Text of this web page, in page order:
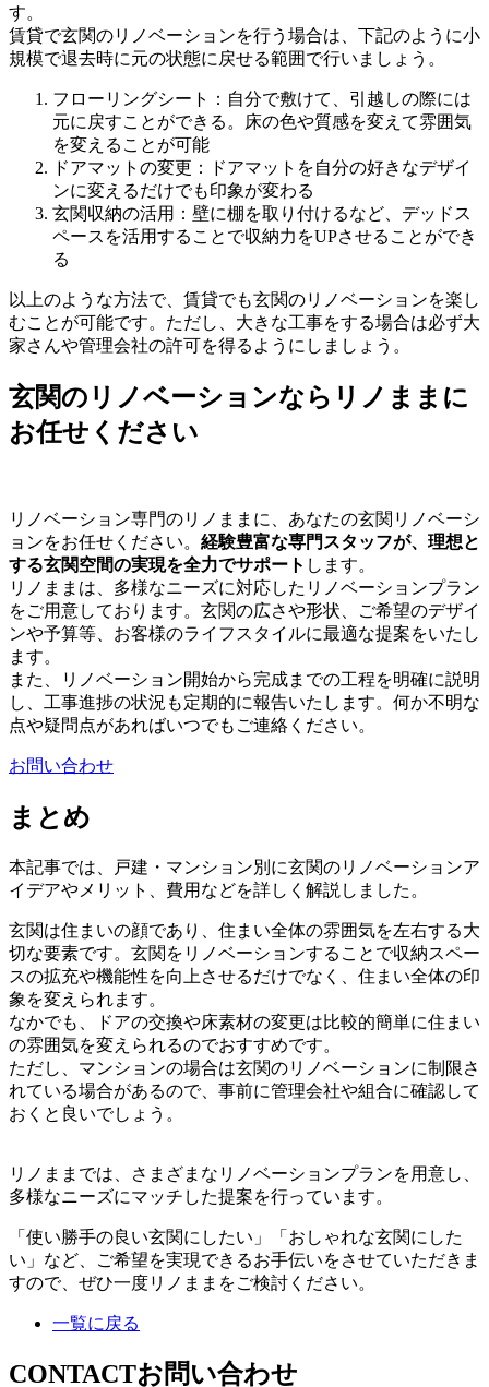
す。
賃貸で玄関のリノベーションを行う場合は、下記のように小
規模で退去時に元の状態に戻せる範囲で行いましょう。
フローリングシート：自分で敷けて、引越しの際には
元に戻すことができる。床の色や質感を変えて雰囲気
を変えることが可能
ドアマットの変更：ドアマットを自分の好きなデザイ
ンに変えるだけでも印象が変わる
玄関収納の活用：壁に棚を取り付けるなど、デッドス
ペースを活用することで収納力をUPさせることができ
る
以上のような方法で、賃貸でも玄関のリノベーションを楽し
むことが可能です。ただし、大きな工事をする場合は必ず大
家さんや管理会社の許可を得るようにしましょう。
玄関のリノベーションならリノままに
お任せください
リノベーション専門のリノままに、あなたの玄関リノベーシ
ョンをお任せください。 経験豊富な専門スタッフが、理想と
する玄関空間の実現を全力でサポート します。
リノままは、多様なニーズに対応したリノベーションプラン
をご用意しております。玄関の広さや形状、ご希望のデザイ
ンや予算等、お客様のライフスタイルに最適な提案をいたし
ます。
また、リノベーション開始から完成までの工程を明確に説明
し、工事進捗の状況も定期的に報告いたします。何か不明な
点や疑問点があればいつでもご連絡ください。
お問い合わせ
まとめ
本記事では、戸建・マンション別に玄関のリノベーションア
イデアやメリット、費用などを詳しく解説しました。
玄関は住まいの顔であり、住まい全体の雰囲気を左右する大
切な要素です。玄関をリノベーションすることで収納スペー
スの拡充や機能性を向上させるだけでなく、住まい全体の印
象を変えられます。
なかでも、ドアの交換や床素材の変更は比較的簡単に住まい
の雰囲気を変えられるのでおすすめです。
ただし、マンションの場合は玄関のリノベーションに制限さ
れている場合があるので、事前に管理会社や組合に確認して
おくと良いでしょう。
リノままでは、さまざまなリノベーションプランを用意し、
多様なニーズにマッチした提案を行っています。
「使い勝手の良い玄関にしたい」「おしゃれな玄関にした
い」など、ご希望を実現できるお手伝いをさせていただきま
すので、ぜひ一度リノままをご検討ください。
一覧に戻る
CONTACTお問い合わせ